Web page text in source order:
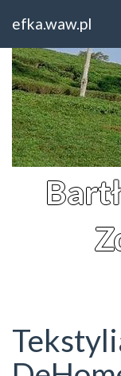
efka.waw.pl